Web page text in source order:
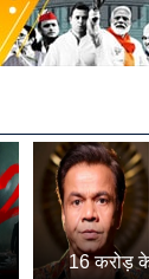
16 करोड़